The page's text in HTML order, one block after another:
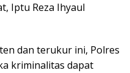
Iptu Reza Ihyaul
dan terukur ini, Polres
kriminalitas dapat